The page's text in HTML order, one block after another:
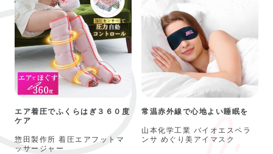
エア着圧でふくらはぎ３６０度
ケア
惣田製作所 着圧エアフットマ
ッサージャー
常温赤外線で心地よい睡眠を
山本化学工業 バイオエスペラ
ンサ めぐり美アイマスク